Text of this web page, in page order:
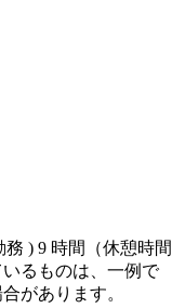
) 9 時間（休憩時間
るものは、一例で
があります。